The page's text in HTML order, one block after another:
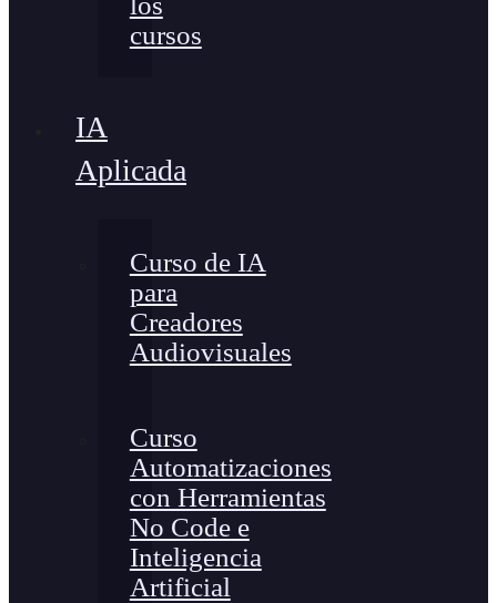
cursos
IA
Aplicada
Curso de IA
para
Creadores
Audiovisuales
Curso
Automatizaciones
con Herramientas
No Code e
Inteligencia
Artificial